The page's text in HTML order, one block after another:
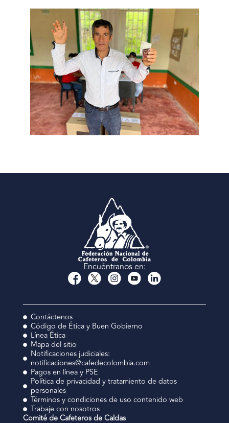
Encuéntranos en:
Contáctenos
Código de Ética y Buen Gobierno
Línea Ética
Mapa del sitio
Notificaciones judiciales:
notificaciones@cafedecolombia.com
Pagos en línea y PSE
Política de privacidad y tratamiento de datos
personales
Términos y condiciones de uso contenido web
Trabaje con nosotros
Comité de Cafeteros de Caldas